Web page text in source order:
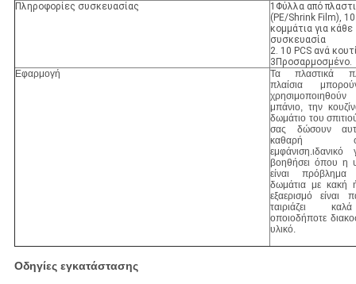
Πληροφορίες συσκευασίας
1Φύλλα από
(PE/Shrink Film), 10
κομμάτια για κάθε
συσκευασία
2. 10 PCS ανά
3Προσαρμοσμένο.
Εφαρμογή
Τα πλαστικά
πλαίσια
μπάνιο, την
δωμάτιο του
σας δώσουν
καθαρή
βοηθήσει όπου η
είναι
δωμάτια με κακή
εξαερισμό είναι
ταιριάζει
οποιοδήποτε
υλικό.
Οδηγίες εγκατάστασης